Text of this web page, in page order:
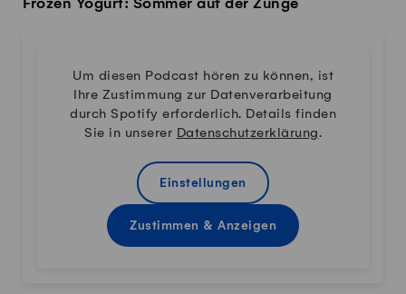
Frozen Yogurt: Sommer auf der Zunge
Um diesen Podcast hören zu können, ist
Ihre Zustimmung zur Datenverarbeitung
durch Spotify erforderlich. Details finden
Sie in unserer Datenschutzerklärung.
Einstellungen
Zustimmen & Anzeigen